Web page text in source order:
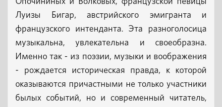
Луизы Бигар, австрийского эмигранта и
французского интенданта. Эта разноголосица
музыкальна, увлекательна и своеобразна.
Именно так - из поэзии, музыки и воображения
- рождается историческая правда, к которой
оказываются причастными не только участники
былых событий, но и современный читатель,